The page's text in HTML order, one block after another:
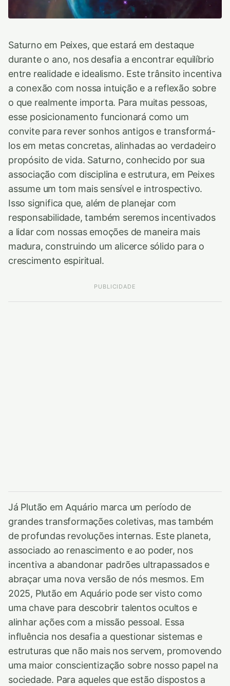
Saturno em Peixes, que estará em destaque
durante o ano, nos desafia a encontrar equilíbrio
entre realidade e idealismo. Este trânsito incentiva
a conexão com nossa intuição e a reflexão sobre
o que realmente importa. Para muitas pessoas,
esse posicionamento funcionará como um
convite para rever sonhos antigos e transformá-
los em metas concretas, alinhadas ao verdadeiro
propósito de vida. Saturno, conhecido por sua
associação com disciplina e estrutura, em Peixes
assume um tom mais sensível e introspectivo.
Isso significa que, além de planejar com
responsabilidade, também seremos incentivados
a lidar com nossas emoções de maneira mais
madura, construindo um alicerce sólido para o
crescimento espiritual.
PUBLICIDADE
Já Plutão em Aquário marca um período de
grandes transformações coletivas, mas também
de profundas revoluções internas. Este planeta,
associado ao renascimento e ao poder, nos
incentiva a abandonar padrões ultrapassados e
abraçar uma nova versão de nós mesmos. Em
2025, Plutão em Aquário pode ser visto como
uma chave para descobrir talentos ocultos e
alinhar ações com a missão pessoal. Essa
influência nos desafia a questionar sistemas e
estruturas que não mais nos servem, promovendo
uma maior conscientização sobre nosso papel na
sociedade. Para aqueles que estão dispostos a